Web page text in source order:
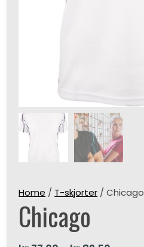
Home / T-skjorter / Chicago
Chicago